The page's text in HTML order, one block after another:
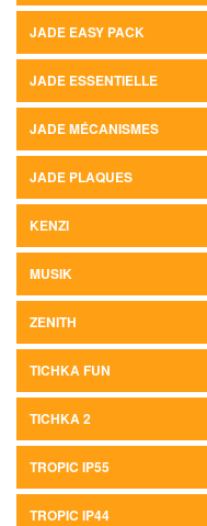
JADE EASY PACK
JADE ESSENTIELLE
JADE MÉCANISMES
JADE PLAQUES
KENZI
MUSIK
ZENITH
TICHKA FUN
TICHKA 2
TROPIC IP55
TROPIC IP44